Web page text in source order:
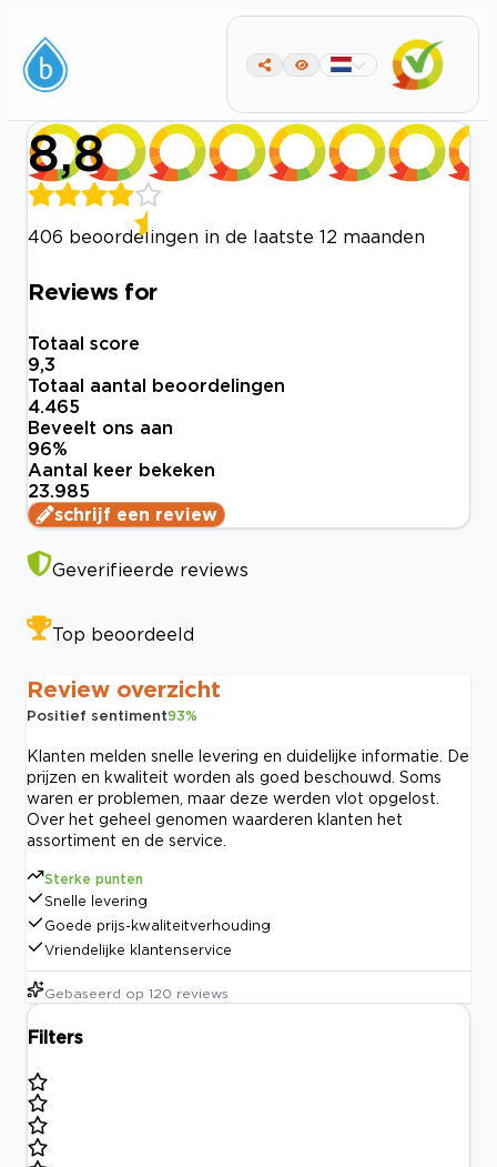
8,8
406 beoordelingen in de laatste 12 maanden
Reviews for
Totaal score
9,3
Totaal aantal beoordelingen
4.465
Beveelt ons aan
96%
Aantal keer bekeken
23.985
schrijf een review
Geverifieerde reviews
Top beoordeeld
Review overzicht
Positief sentiment93%
Klanten melden snelle levering en duidelijke informatie. De
prijzen en kwaliteit worden als goed beschouwd. Soms
waren er problemen, maar deze werden vlot opgelost.
Over het geheel genomen waarderen klanten het
assortiment en de service.
Sterke punten
Snelle levering
Goede prijs-kwaliteitverhouding
Vriendelijke klantenservice
Gebaseerd op 120 reviews
Filters